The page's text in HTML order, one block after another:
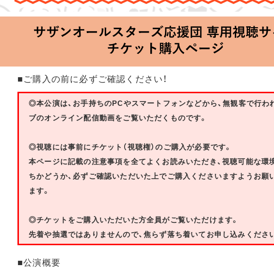
サザンオールスターズ 特別ライブ 2020
「Keep Smilin’～皆さん、ありがとうございます!!～」
2020.06.25 Thu 20:00 Start at 横浜アリーナ
■ご購入の前に必ずご確認ください！
◎本公演は、お手持ちのPCやスマートフォンなどから、無観客で行わ
ブのオンライン配信動画をご覧いただくものです。
◎視聴には事前にチケット（視聴権）のご購入が必要です。
本ページに記載の注意事項を全てよくお読みいただき、視聴可能な環
ちかどうか、必ずご確認いただいた上でご購入くださいますようお願
ます。
◎チケットをご購入いただいた方全員がご覧いただけます。
先着や抽選ではありませんので、焦らず落ち着いてお申し込みくださ
■公演概要